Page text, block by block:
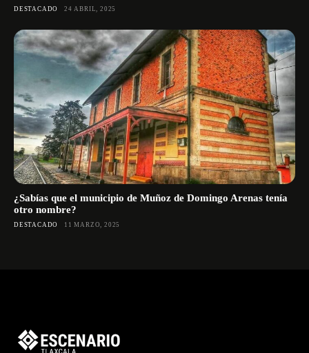
DESTACADO 24 ABRIL, 2025
¿Sabías que el municipio de Muñoz de Domingo Arenas tenía
otro nombre?
DESTACADO 11 MARZO, 2025